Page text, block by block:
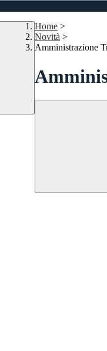
Home >
Novità >
Amministrazione